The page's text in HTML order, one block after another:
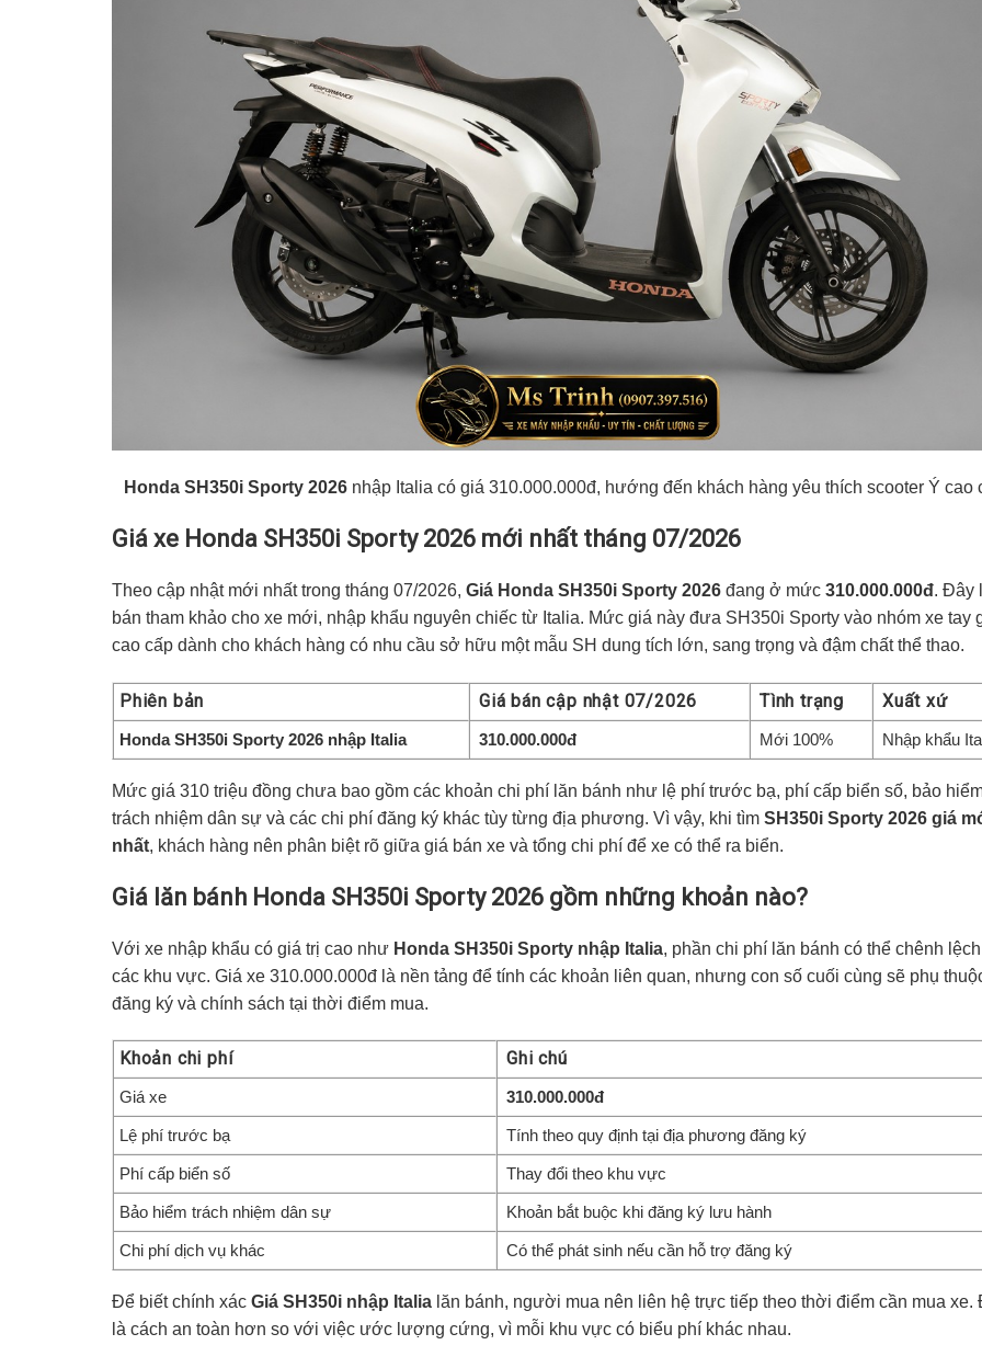
Honda SH350i Sporty 2026 nhập Italia có giá 310.000.000đ, hướng đến khách hàng yêu thích scooter Ý cao
Giá xe Honda SH350i Sporty 2026 mới nhất tháng 07/2026
Theo cập nhật mới nhất trong tháng 07/2026, Giá Honda SH350i Sporty 2026 đang ở mức 310.000.000đ. Đây
bán tham khảo cho xe mới, nhập khẩu nguyên chiếc từ Italia. Mức giá này đưa SH350i Sporty vào nhóm xe tay
cao cấp dành cho khách hàng có nhu cầu sở hữu một mẫu SH dung tích lớn, sang trọng và đậm chất thể thao.
Phiên bản Giá bán cập nhật 07/2026 Tình trạng Xuất xứ
Honda SH350i Sporty 2026 nhập Italia 310.000.000đ Mới 100% Nhập khẩu
Mức giá 310 triệu đồng chưa bao gồm các khoản chi phí lăn bánh như lệ phí trước bạ, phí cấp biển số, bảo
trách nhiệm dân sự và các chi phí đăng ký khác tùy từng địa phương. Vì vậy, khi tìm SH350i Sporty 2026 giá
nhất, khách hàng nên phân biệt rõ giữa giá bán xe và tổng chi phí để xe có thể ra biển.
Giá lăn bánh Honda SH350i Sporty 2026 gồm những khoản nào?
Với xe nhập khẩu có giá trị cao như Honda SH350i Sporty nhập Italia, phần chi phí lăn bánh có thể chênh
các khu vực. Giá xe 310.000.000đ là nền tảng để tính các khoản liên quan, nhưng con số cuối cùng sẽ phụ
đăng ký và chính sách tại thời điểm mua.
Khoản chi phí Ghi chú
Giá xe 310.000.000đ
Lệ phí trước bạ Tính theo quy định tại địa phương đăng ký
Phí cấp biển số Thay đổi theo khu vực
Bảo hiểm trách nhiệm dân sự Khoản bắt buộc khi đăng ký lưu hành
Chi phí dịch vụ khác Có thể phát sinh nếu cần hỗ trợ đăng ký
Để biết chính xác Giá SH350i nhập Italia lăn bánh, người mua nên liên hệ trực tiếp theo thời điểm cần mua xe.
là cách an toàn hơn so với việc ước lượng cứng, vì mỗi khu vực có biểu phí khác nhau.